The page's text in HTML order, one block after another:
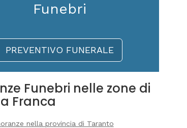
Funebri
PREVENTIVO FUNERALE
Funebri nelle zone di
Franca
nella provincia di Taranto